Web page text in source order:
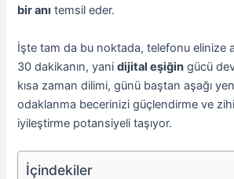
bir anı temsil eder.
İşte tam da bu noktada, telefonu elinize
30 dakikanın, yanidijital eşiğin gücü
kısa zaman dilimi, günü baştan aşağı
odaklanma becerinizi güçlendirme ve
iyileştirme potansiyeli taşıyor.
İçindekiler